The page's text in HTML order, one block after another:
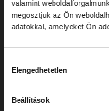
valamint
megosztjuk az Ön
adatokkal, amelyeket Ön
kiválasztása
Elengedhetetlen
Beállítások
Virágok és koszorúk
Kellékek
SZOLGÁLTATÁSOK